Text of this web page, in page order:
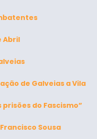
Abril
de Galveias a Vila
do Fascismo”
Sousa